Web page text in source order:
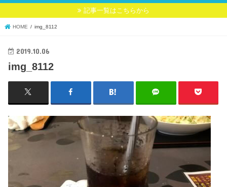
記事一覧はこちらから
HOME img_8112
2019.10.06
img_8112